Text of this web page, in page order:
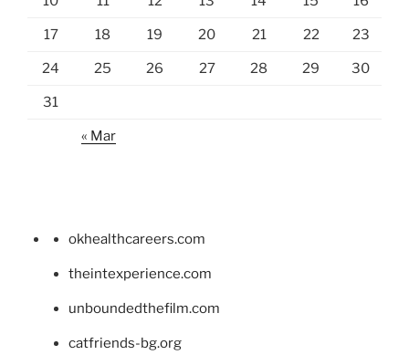
17 18 19 20 21 22 23
24 25 26 27 28 29 30
31
« Mar
okhealthcareers.com
theintexperience.com
unboundedthefilm.com
catfriends-bg.org